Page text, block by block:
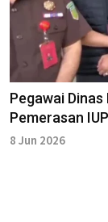
Pegawai Dinas
Pemerasan
8 Jun 2026